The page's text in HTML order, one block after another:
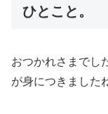
ひとこと。
おつかれさまでし
が身につきました